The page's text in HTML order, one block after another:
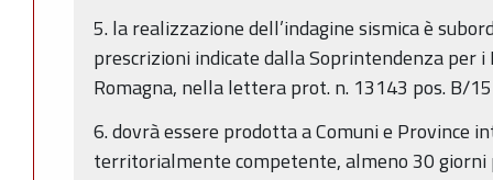
5. la realizzazione dell’indagine sismica è
prescrizioni indicate dalla Soprintendenza per i
Romagna, nella lettera prot. n. 13143 pos. B/
6. dovrà essere prodotta a Comuni e Province
territorialmente competente, almeno 30 giorni